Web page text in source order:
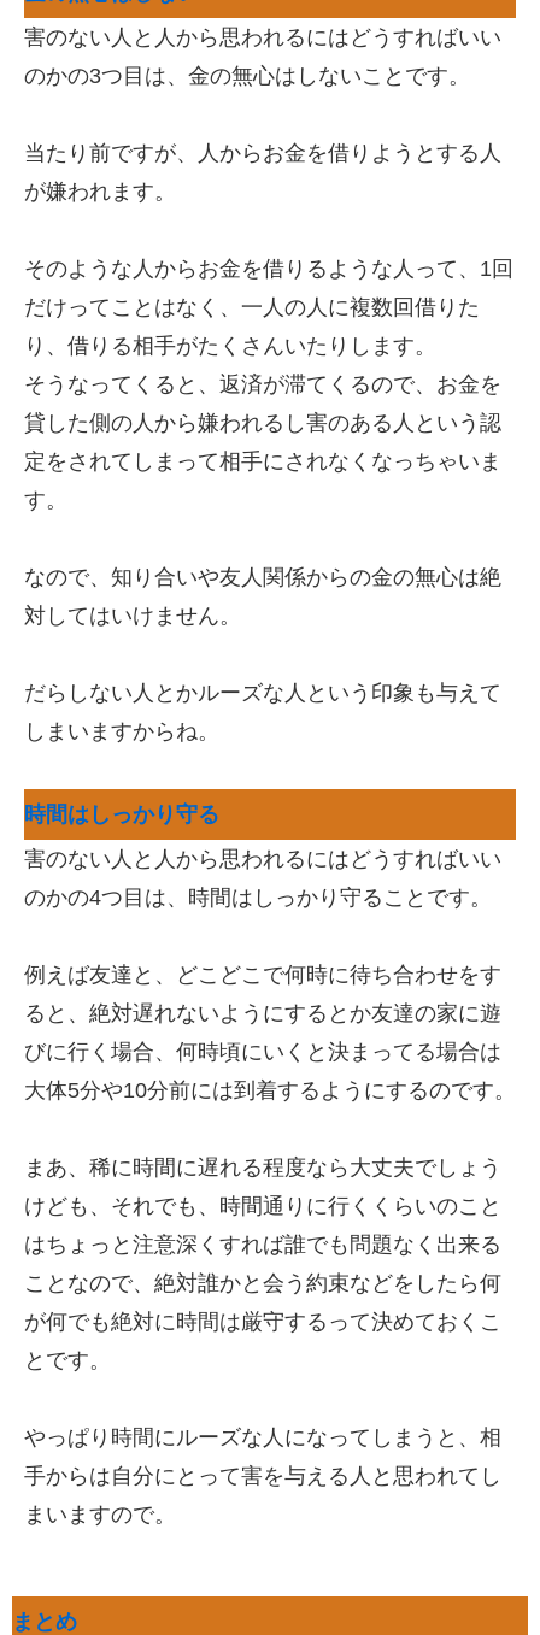
害のない人と人から思われるにはどうすればいい
のかの3つ目は、金の無心はしないことです。
当たり前ですが、人からお金を借りようとする人
が嫌われます。
そのような人からお金を借りるような人って、1回
だけってことはなく、一人の人に複数回借りた
り、借りる相手がたくさんいたりします。
そうなってくると、返済が滞てくるので、お金を
貸した側の人から嫌われるし害のある人という認
定をされてしまって相手にされなくなっちゃいま
す。
なので、知り合いや友人関係からの金の無心は絶
対してはいけません。
だらしない人とかルーズな人という印象も与えて
しまいますからね。
時間はしっかり守る
害のない人と人から思われるにはどうすればいい
のかの4つ目は、時間はしっかり守ることです。
例えば友達と、どこどこで何時に待ち合わせをす
ると、絶対遅れないようにするとか友達の家に遊
びに行く場合、何時頃にいくと決まってる場合は
大体5分や10分前には到着するようにするのです。
まあ、稀に時間に遅れる程度なら大丈夫でしょう
けども、それでも、時間通りに行くくらいのこと
はちょっと注意深くすれば誰でも問題なく出来る
ことなので、絶対誰かと会う約束などをしたら何
が何でも絶対に時間は厳守するって決めておくこ
とです。
やっぱり時間にルーズな人になってしまうと、相
手からは自分にとって害を与える人と思われてし
まいますので。
まとめ